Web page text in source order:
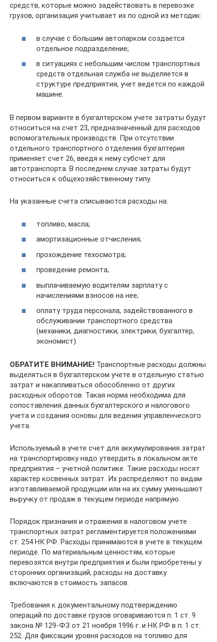
средств, которые можно задействовать в перевозке
грузов, организация учитывает их по одной из методик:
в случае с большим автопарком создается
отдельное подразделение;
в ситуациях с небольшим числом транспортных
средств отдельная служба не выделяется в
структуре предприятия, учет ведется по каждой
машине.
В первом варианте в бухгалтерском учете затраты будут
относиться на счет 23, предназначенный для расходов
вспомогательных производств. При отсутствии
отдельного транспортного отделения бухгалтерия
применяет счет 26, введя к нему субсчет для
автотранспорта. В последнем случае затраты будут
относиться к общехозяйственному типу.
На указанные счета списываются расходы на:
топливо, масла;
амортизационные отчисления;
прохождение техосмотра;
проведение ремонта;
выплачиваемую водителям зарплату с
начислениями взносов на нее;
оплату труда персонала, задействованного в
обслуживании транспортного средства
(механики, диагностики, электрики, бухгалтер,
экономист).
ОБРАТИТЕ ВНИМАНИЕ! Транспортные расходы должны
выделяться в бухгалтерском учете в отдельную статью
затрат и накапливаться обособленно от других
расходных оборотов. Такая норма необходима для
сопоставления данных бухгалтерского и налогового
учета и создания основы для ведения управленческого
учета.
Используемый в учете счет для аккумулирования затрат
на транспортировку надо утвердить в локальном акте
предприятия – учетной политике. Такие расходы носят
характер косвенных затрат. Их распределяют по видам
изготавливаемой продукции или на их сумму уменьшают
выручку от продаж в текущем периоде напрямую.
Порядок признания и отражения в налоговом учете
транспортных затрат регламентируется положениями
ст. 254 НК РФ. Расходы принимаются в учете в текущем
периоде. По материальным ценностям, которые
перевозятся внутри предприятия и были приобретены у
сторонних организаций, расходы на доставку
включаются в стоимость запасов.
Требования к документальному подтверждению
операций по доставке грузов оговариваются п. 1 ст. 9
закона № 129-ФЗ от 21 ноября 1996 г. и НК РФ в п. 1 ст.
252. Для фиксации уровня расходов на топливо для